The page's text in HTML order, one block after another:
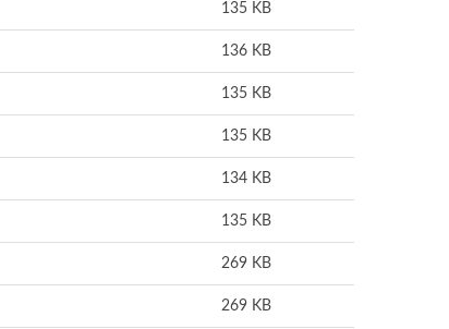
135 KB
136 KB
135 KB
135 KB
134 KB
135 KB
269 KB
269 KB